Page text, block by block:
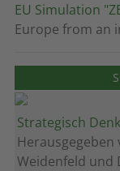
EU Simulation
Europe from an
Strategisch
Herausgegeben
Weidenfeld und